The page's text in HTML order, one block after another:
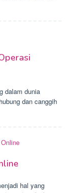
dalam dunia
dan canggih
hal yang